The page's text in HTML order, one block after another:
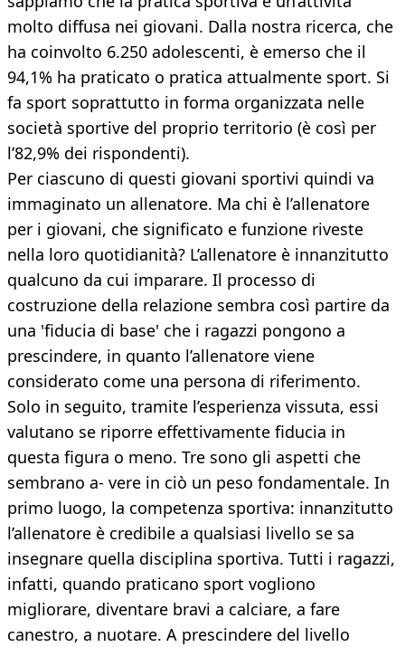
molto diffusa nei giovani. Dalla nostra ricerca, che
ha coinvolto 6.250 adolescenti, è emerso che il
94,1% ha praticato o pratica attualmente sport. Si
fa sport soprattutto in forma organizzata nelle
società sportive del proprio territorio (è così per
l’82,9% dei rispondenti).
Per ciascuno di questi giovani sportivi quindi va
immaginato un allenatore. Ma chi è l’allenatore
per i giovani, che significato e funzione riveste
nella loro quotidianità? L’allenatore è innanzitutto
qualcuno da cui imparare. Il processo di
costruzione della relazione sembra così partire da
una 'fiducia di base' che i ragazzi pongono a
prescindere, in quanto l’allenatore viene
considerato come una persona di riferimento.
Solo in seguito, tramite l’esperienza vissuta, essi
valutano se riporre effettivamente fiducia in
questa figura o meno. Tre sono gli aspetti che
sembrano a- vere in ciò un peso fondamentale. In
primo luogo, la competenza sportiva: innanzitutto
l’allenatore è credibile a qualsiasi livello se sa
insegnare quella disciplina sportiva. Tutti i ragazzi,
infatti, quando praticano sport vogliono
migliorare, diventare bravi a calciare, a fare
canestro, a nuotare. A prescindere del livello